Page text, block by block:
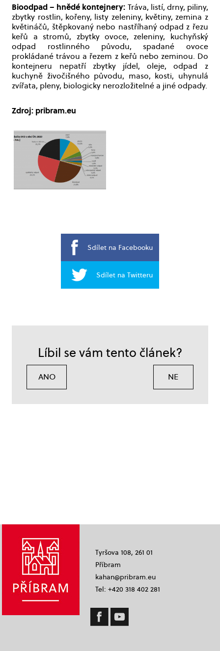
Bioodpad – hnědé kontejnery: Tráva, listí, drny, piliny,
zbytky rostlin, kořeny, listy zeleniny, květiny, zemina z
květináčů, štěpkovaný nebo nastříhaný odpad z řezu
keřů a stromů, zbytky ovoce, zeleniny, kuchyňský
odpad rostlinného původu, spadané ovoce
prokládané trávou a řezem z keřů nebo zeminou. Do
kontejneru nepatří zbytky jídel, oleje, odpad z
kuchyně živočišného původu, maso, kosti, uhynulá
zvířata, pleny, biologicky nerozložitelné a jiné odpady.
Zdroj: pribram.eu
Sdílet na Facebooku
Sdílet na Twitteru
Líbil se vám tento článek?
ANO NE
Tyršova 108, 261 01
Příbram
kahan@pribram.eu
Tel: +420 318 402 281